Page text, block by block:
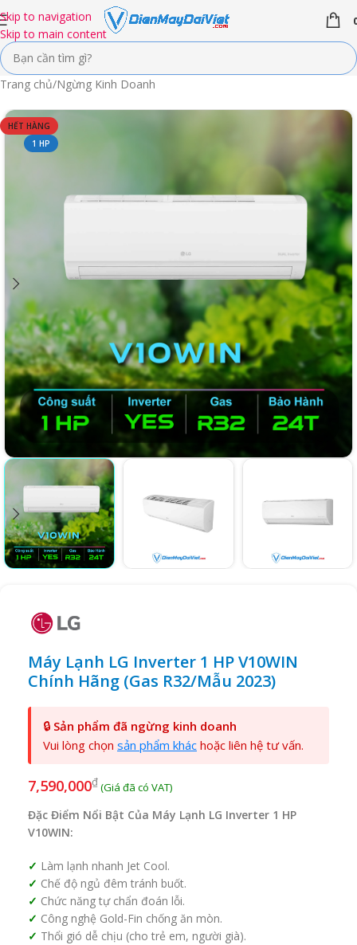
Skip to navigation
Skip to main content
Trang chủ/Ngừng Kinh Doanh
HẾT HÀNG
1 HP
Máy Lạnh LG Inverter 1 HP V10WIN
Chính Hãng (Gas R32/Mẫu 2023)
🔒 Sản phẩm đã ngừng kinh doanh
Vui lòng chọn sản phẩm khác hoặc liên hệ tư vấn.
7,590,000₫
Đặc Điểm Nổi Bật Của Máy Lạnh LG Inverter 1 HP
V10WIN:
Làm lạnh nhanh Jet Cool.
Chế độ ngủ đêm tránh buốt.
Chức năng tự chẩn đoán lỗi.
Công nghệ Gold-Fin chống ăn mòn.
Thổi gió dễ chịu (cho trẻ em, người già).